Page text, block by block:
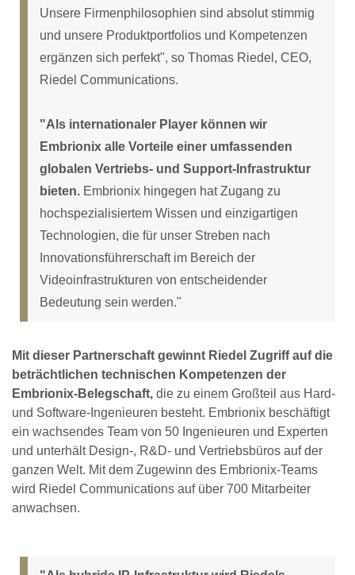
Unsere Firmenphilosophien sind absolut stimmig
und unsere Produktportfolios und Kompetenzen
ergänzen sich perfekt", so Thomas Riedel, CEO,
Riedel Communications.
"Als internationaler Player können wir
Embrionix alle Vorteile einer umfassenden
globalen Vertriebs- und Support-Infrastruktur
bieten. Embrionix hingegen hat Zugang zu
hochspezialisiertem Wissen und einzigartigen
Technologien, die für unser Streben nach
Innovationsführerschaft im Bereich der
Videoinfrastrukturen von entscheidender
Bedeutung sein werden."
Mit dieser Partnerschaft gewinnt Riedel Zugriff auf die
beträchtlichen technischen Kompetenzen der
Embrionix-Belegschaft, die zu einem Großteil aus Hard-
und Software-Ingenieuren besteht. Embrionix beschäftigt
ein wachsendes Team von 50 Ingenieuren und Experten
und unterhält Design-, R&D- und Vertriebsbüros auf der
ganzen Welt. Mit dem Zugewinn des Embrionix-Teams
wird Riedel Communications auf über 700 Mitarbeiter
anwachsen.